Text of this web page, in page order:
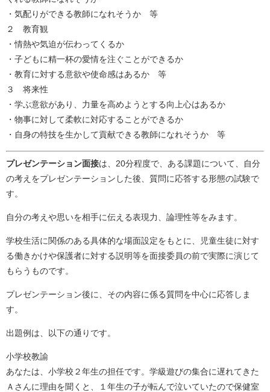
・気配りができる教師になれそうか 等
２ 教育観
・情熱や気迫が伝わってくるか
・子どもに精一杯の愛情を注ぐことができるか
・教育に対する意欲や使命感はあるか 等
３ 将来性
・学ぶ意欲があり、力量を高めようとする向上心はあるか
・物事に対して柔軟に対応することができるか
・自身の特技を生かして貢献できる教師になれそうか 等
プレゼンテーション面接は、20分程度で、ある課題について、自分
の考えをプレゼンテーションした後、質問に応答する形態の試験で
す。
自分の考えや思いを相手に伝える表現力、論理性等をみます。
学校生活に関係のある具体的な場面設定をもとに、児童生徒に対す
る働きかけや保護者に対する説明等を面接委員の前で実際に演じて
もらうものです。
プレゼンテーション後に、その内容に係る質問を中心に応答しま
す。
出題例は、以下の通りです。
小学校教諭
あなたは、小学校２年生の担任です。学級遊びの集合に遅れてきた
Ａさんに理由を聞くと、１年生の子が転んで泣いていたので保健室